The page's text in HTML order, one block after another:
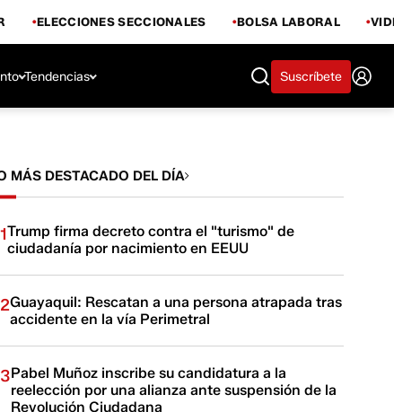
ELECCIONES SECCIONALES BOLSA LABORAL
Tendencias Suscríbete
MÁS DESTACADO DEL DÍA
Trump firma decreto contra el "turismo" de
ciudadanía por nacimiento en EEUU
Guayaquil: Rescatan a una persona atrapada tras
accidente en la vía Perimetral
Pabel Muñoz inscribe su candidatura a la
reelección por una alianza ante suspensión de la
Revolución Ciudadana